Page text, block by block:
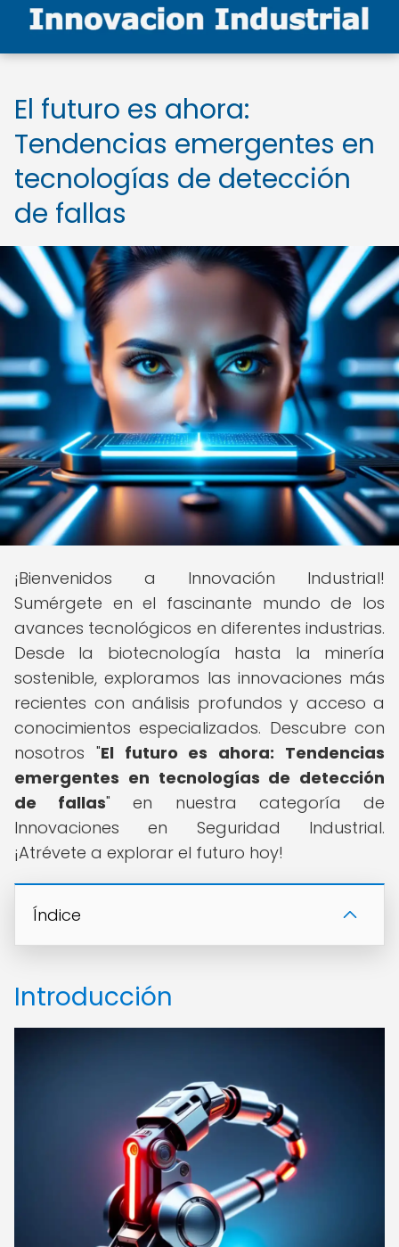
El futuro es ahora:
Tendencias emergentes en
tecnologías de detección
de fallas
¡Bienvenidos a Innovación Industrial!
Sumérgete en el fascinante mundo de los
avances tecnológicos en diferentes industrias.
Desde la biotecnología hasta la minería
sostenible, exploramos las innovaciones más
recientes con análisis profundos y acceso a
conocimientos especializados. Descubre con
nosotros "El futuro es ahora: Tendencias
emergentes en tecnologías de detección
de fallas" en nuestra categoría de
Innovaciones en Seguridad Industrial.
¡Atrévete a explorar el futuro hoy!
Índice
Introducción